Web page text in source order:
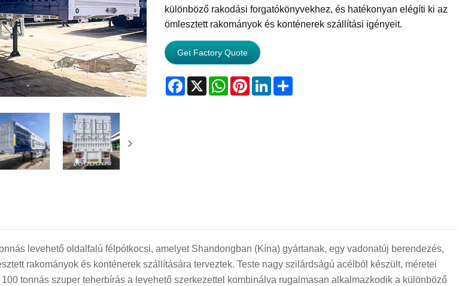
különböző rakodási forgatókönyvekhez, és hatékonyan elégíti ki az
ömlesztett rakományok és konténerek szállítási igényeit.
Get Factory Quote
Facebook
X WhatsApp
PinterestLinkedInShare
levehető oldalfalú félpótkocsi, amelyet Shandongban (Kína) gyártanak, egy vadonatúj berendezés,
rakományok és konténerek szállítására terveztek. Teste nagy szilárdságú acélból készült, méretei
tonnás szuper teherbírás a levehető szerkezettel kombinálva rugalmasan alkalmazkodik a különböző